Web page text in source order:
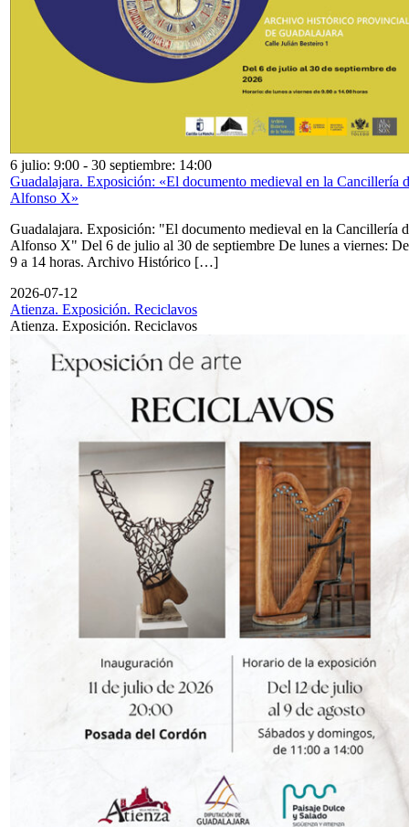
6 julio: 9:00 - 30 septiembre: 14:00
Guadalajara. Exposición: «El documento medieval en la Cancillería
Alfonso X»
Guadalajara. Exposición: "El documento medieval en la Cancillería
Alfonso X" Del 6 de julio al 30 de septiembre De lunes a viernes: De
9 a 14 horas. Archivo Histórico […]
2026-07-12
Atienza. Exposición. Reciclavos
Atienza. Exposición. Reciclavos